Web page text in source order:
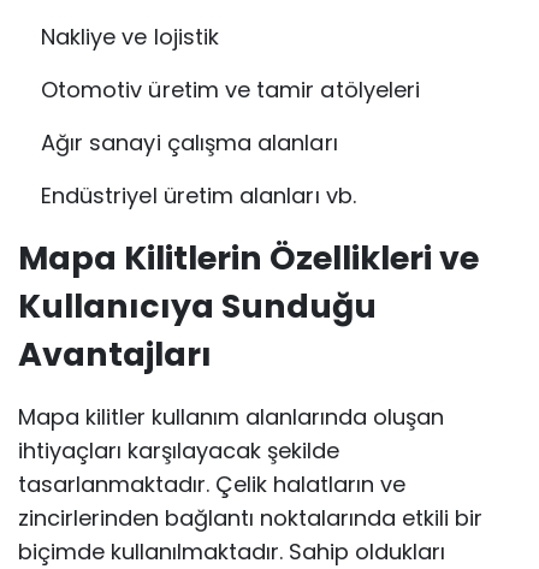
Nakliye ve lojistik
Otomotiv üretim ve tamir atölyeleri
Ağır sanayi çalışma alanları
Endüstriyel üretim alanları vb.
Mapa Kilitlerin Özellikleri ve
Kullanıcıya Sunduğu
Avantajları
Mapa kilitler kullanım alanlarında oluşan
ihtiyaçları karşılayacak şekilde
tasarlanmaktadır. Çelik halatların ve
zincirlerinden bağlantı noktalarında etkili bir
biçimde kullanılmaktadır. Sahip oldukları